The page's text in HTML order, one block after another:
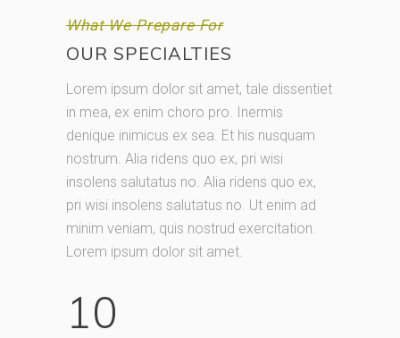
What We Prepare For
OUR SPECIALTIES
Lorem ipsum dolor sit amet, tale dissentiet
in mea, ex enim choro pro. Inermis
denique inimicus ex sea. Et his nusquam
nostrum. Alia ridens quo ex, pri wisi
insolens salutatus no. Alia ridens quo ex,
pri wisi insolens salutatus no. Ut enim ad
minim veniam, quis nostrud exercitation.
Lorem ipsum dolor sit amet.
10